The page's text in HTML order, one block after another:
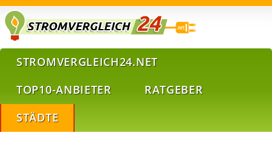
STROMVERGLEICH24.NET
TOP10-ANBIETER
RATGEBER
STÄDTE